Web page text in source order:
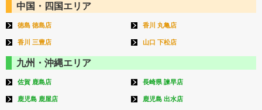
中国・四国エリア
徳島 徳島店 香川 丸亀店
香川 三豊店 山口 下松店
九州・沖縄エリア
佐賀 鹿島店 長崎県 諫早店
鹿児島 鹿屋店 鹿児島 出水店